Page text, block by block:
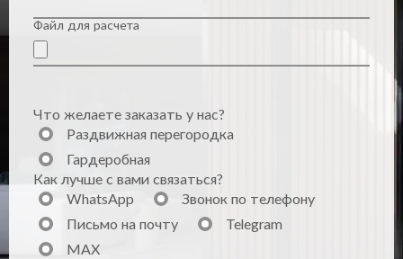
Файл для расчета
Что желаете заказать у нас?
Раздвижная перегородка
Гардеробная
Как лучше с вами связаться?
WhatsApp
Звонок по телефону
Письмо на почту
Telegram
MAX